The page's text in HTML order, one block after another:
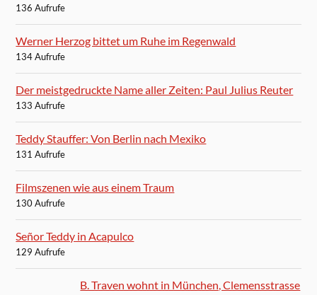
136 Aufrufe
Werner Herzog bittet um Ruhe im Regenwald
134 Aufrufe
Der meistgedruckte Name aller Zeiten: Paul Julius Reuter
133 Aufrufe
Teddy Stauffer: Von Berlin nach Mexiko
131 Aufrufe
Filmszenen wie aus einem Traum
130 Aufrufe
Señor Teddy in Acapulco
129 Aufrufe
B. Traven wohnt in München, Clemensstrasse